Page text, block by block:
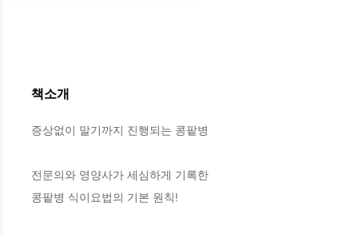
책소개
증상없이 말기까지 진행되는 콩팥병
전문의와 영양사가 세심하게 기록한
콩팥병 식이요법의 기본 원칙!